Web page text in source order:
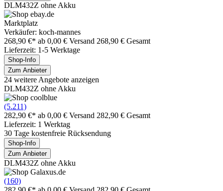
DLM432Z ohne Akku
Marktplatz
Verkäufer: koch-mannes
268,90 €* ab 0,00 € Versand 268,90 € Gesamt
Lieferzeit: 1-5 Werktage
Shop-Info
Zum Anbieter
24 weitere Angebote anzeigen
DLM432Z ohne Akku
(5.211)
282,90 €* ab 0,00 € Versand 282,90 € Gesamt
Lieferzeit: 1 Werktag
30 Tage kostenfreie Rücksendung
Shop-Info
Zum Anbieter
DLM432Z ohne Akku
(160)